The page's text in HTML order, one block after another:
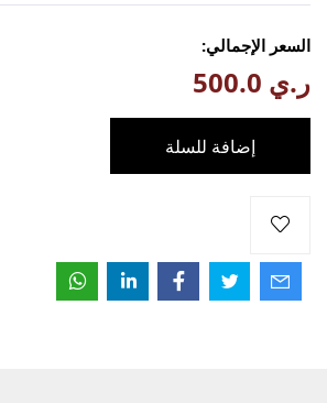
السعر الإجمالي:
ر.ي 500.0
إضافة للسلة